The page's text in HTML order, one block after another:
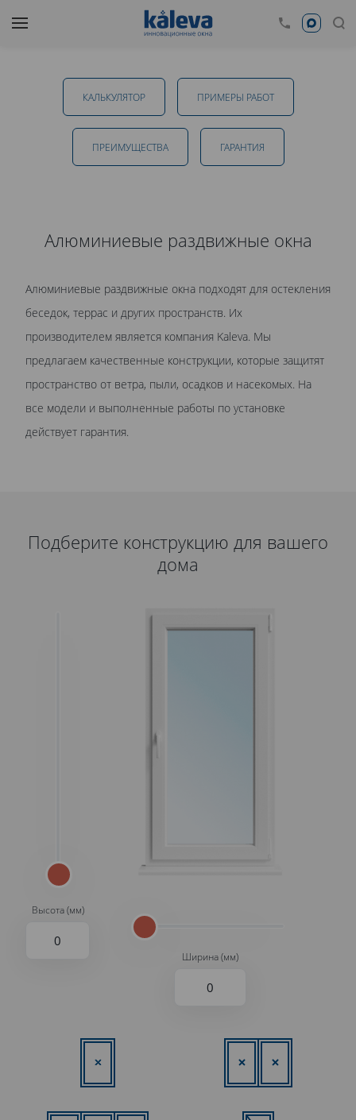
Алюминиевые раздвижные окна в Уфе
от 12 100 руб.
политикой обработки персональных данныхознакомлен.
КАЛЬКУЛЯТОР ПРИМЕРЫ РАБОТ
ПРЕИМУЩЕСТВА ГАРАНТИЯ
Алюминиевые раздвижные окна
Алюминиевые раздвижные окна подходят для остекления
беседок, террас и других пространств. Их
производителем является компания Kaleva. Мы
предлагаем качественные конструкции, которые защитят
пространство от ветра, пыли, осадков и насекомых. На
все модели и выполненные работы по установке
действует гарантия.
Подберите конструкцию для вашего
дома
Высота (мм)
Ширина (мм)